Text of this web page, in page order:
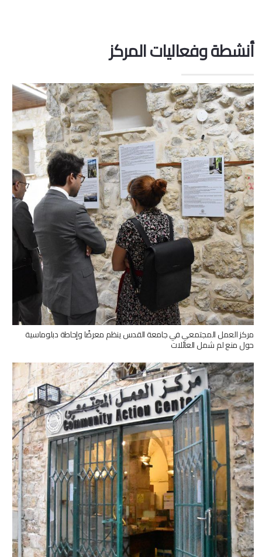
أنشطة وفعاليات المركز
مركز العمل المجتمعي في جامعة القدس ينظم معرضًا وإحاطة دبلوماسية
حول منع لم شمل العائلات